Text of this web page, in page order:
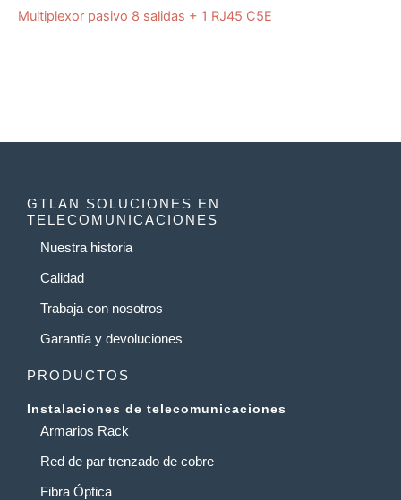
Multiplexor pasivo 8 salidas + 1 RJ45 C5E
GTLAN SOLUCIONES EN
TELECOMUNICACIONES
Nuestra historia
Calidad
Trabaja con nosotros
Garantía y devoluciones
PRODUCTOS
Instalaciones de telecomunicaciones
Armarios Rack
Red de par trenzado de cobre
Fibra Óptica